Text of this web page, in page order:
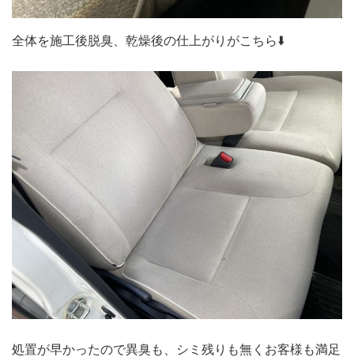
全体を施工後脱臭、乾燥後の仕上がりがこちら⬇️
処置が早かったので異臭も、シミ残りも無くお客様も満足